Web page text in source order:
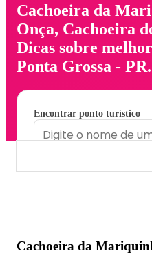
Cachoeira da
Onça, Cachoeira
Dicas sobre
Ponta Grossa - PR.
Encontrar ponto turístico
Cachoeira da